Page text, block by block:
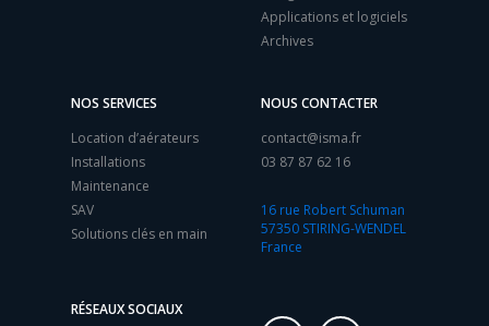
Applications et logiciels
Archives
NOS SERVICES
Location d’aérateurs
Installations
Maintenance
SAV
Solutions clés en main
NOUS CONTACTER
contact@isma.fr
03 87 87 62 16
16 rue Robert Schuman
57350 STIRING-WENDEL
France
RÉSEAUX SOCIAUX